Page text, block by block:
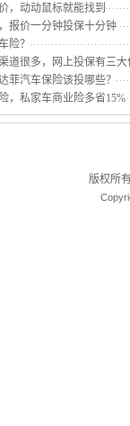
，动动鼠标就能找到
报价一分钟投保十分钟
险？
道很多，网上投保有三大
菲汽车保险该投哪些？
，私家车商业险多省15%
版权所